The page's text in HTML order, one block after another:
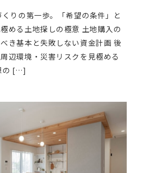
りの第一歩。「希望の条件」と
める土地探しの極意 土地購入の
き基本と失敗しない資金計画 後
辺環境・災害リスクを見極める
の […]